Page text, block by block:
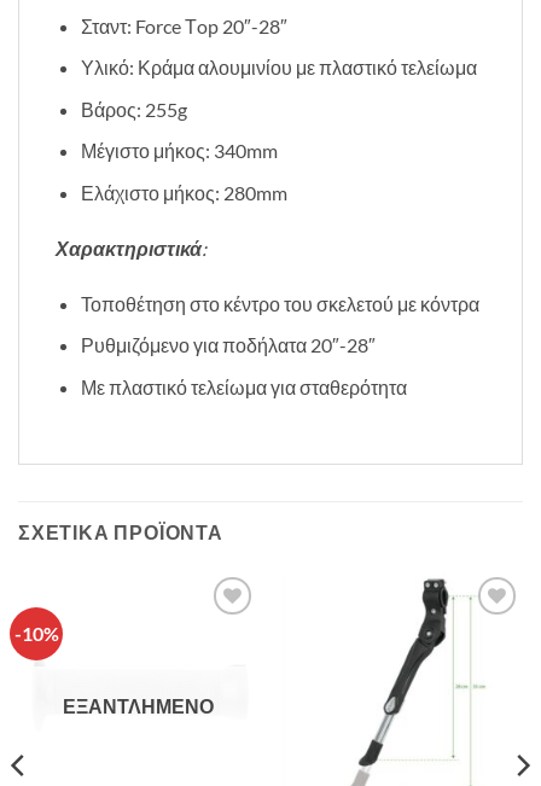
Σταντ: Force Τop 20″-28″
Υλικό: Κράμα αλουμινίου με πλαστικό τελείωμα
Βάρος: 255g
Μέγιστο μήκος: 340mm
Ελάχιστο μήκος: 280mm
Χαρακτηριστικά:
Τοποθέτηση στο κέντρο του σκελετού με κόντρα
Ρυθμιζόμενο για ποδήλατα 20″-28″
Με πλαστικό τελείωμα για σταθερότητα
ΣΧΕΤΙΚΆ ΠΡΟΪΌΝΤΑ
-10%
ΕΞΑΝΤΛΗΜΈΝΟ
Πρόσθήκη